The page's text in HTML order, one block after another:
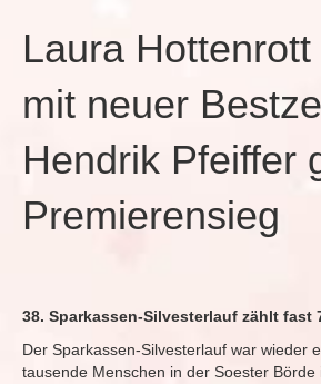
Laura
mit neuer
Hendrik Pfeiffer
Premierensieg
38. Sparkassen-Silvesterlauf zählt fast
Der Sparkassen-Silvesterlauf war wieder
tausende Menschen in der Soester Börde